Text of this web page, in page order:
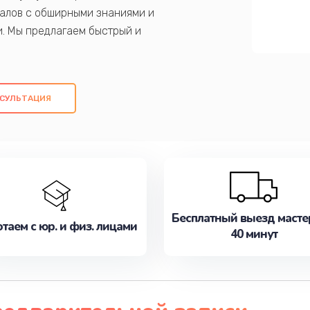
с обширными знаниями и
Мы предлагаем быстрый и
обслуживание, удовлетворяя их
записаться на ремонт уже
с юр. и физ. лицами
Бесплатный выезд
40 минут